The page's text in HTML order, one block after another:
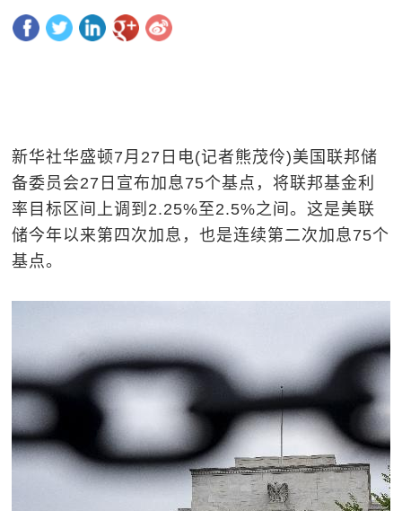
新华社华盛顿7月27日电(记者熊茂伶)美国联邦储
备委员会27日宣布加息75个基点，将联邦基金利
率目标区间上调到2.25%至2.5%之间。这是美联
储今年以来第四次加息，也是连续第二次加息75个
基点。